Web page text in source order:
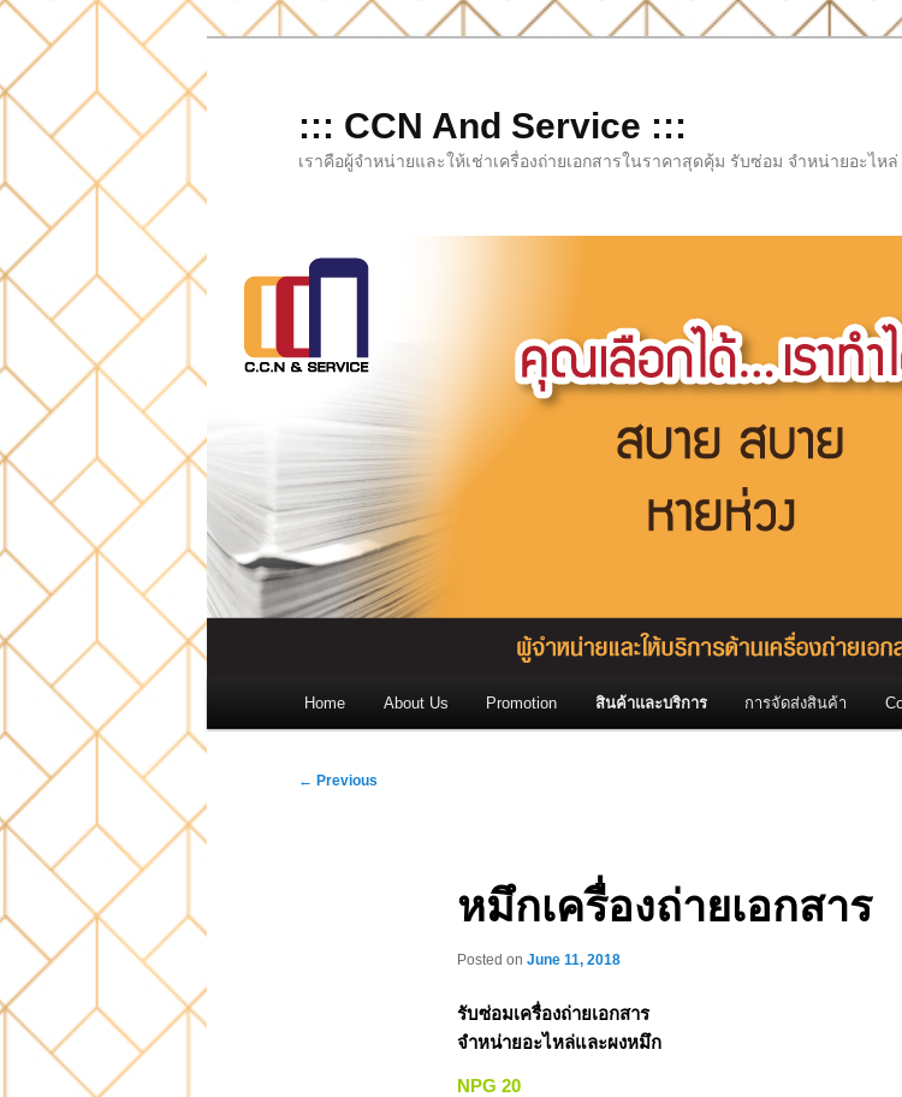
to
primary
content
::: CCN And Service :::
เราคือผู้จำหน่ายและให้เช่าเครื่องถ่ายเอกสารในราคาสุดคุ้ม รับซ่อม จำหน่ายอะไห
Home About Us Promotion สินค้าและบริการ การจัดส่งสินค้า
Post
← Previous
หมึกเครื่องถ่ายเอกสาร
Posted on June 11, 2018
รับซ่อมเครื่องถ่ายเอกสาร
จำหน่ายอะไหล่และผงหมึก
NPG 20